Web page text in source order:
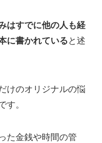
はすでに他の人も経
に書かれている と述
けのオリジナルの悩
す。
た金銭や時間の管